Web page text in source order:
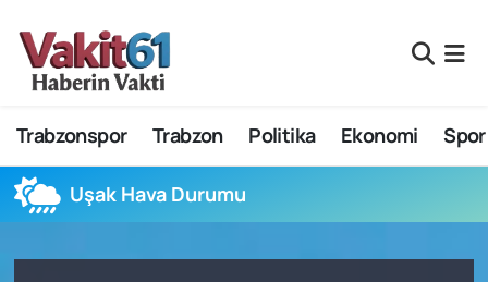
Trabzonspor Trabzon Politika Ekonomi Spor
Uşak Hava Durumu
Nöbetçi Eczaneler
Hava Durumu
Namaz Vakitleri